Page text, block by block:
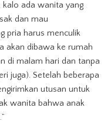
kalo ada wanita yang
dan mau
pria harus menculik
akan dibawa ke rumah
di malam hari dan tanpa
juga). Setelah beberapa
utusan untuk
wanita bahwa anak